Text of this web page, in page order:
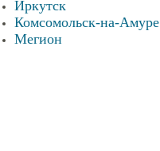
Иркутск
Комсомольск-на-Амуре
Мегион